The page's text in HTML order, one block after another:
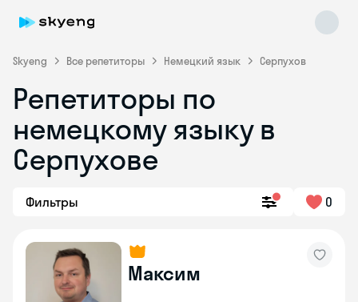
Skyeng Все репетиторы Немецкий язык Серпухов
Репетиторы по
немецкому языку в
Серпухове
Фильтры 0
Максим
Skyeng Chat